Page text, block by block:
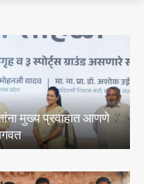
E20 पेट्रोल मधील
अस्तित्वासंबंधी तेल